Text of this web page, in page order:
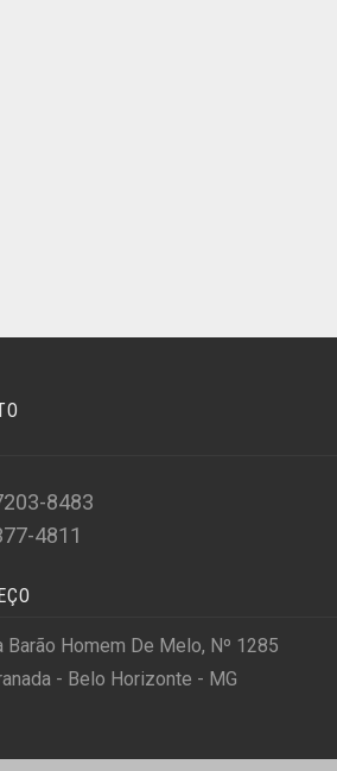
8483
4811
Barão Homem De Melo, Nº 1285
- Belo Horizonte - MG